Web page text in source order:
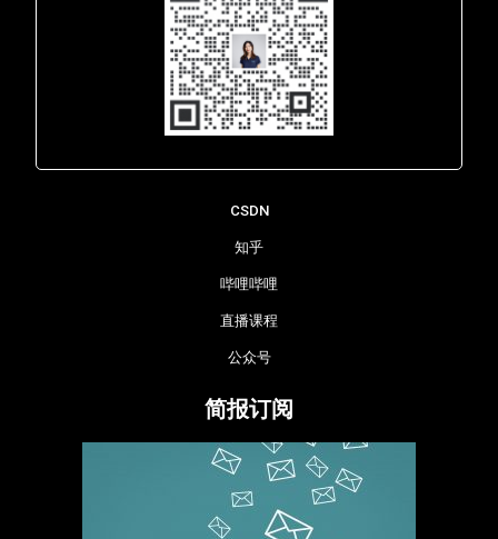
CSDN
知乎
哔哩哔哩
直播课程
公众号
简报订阅